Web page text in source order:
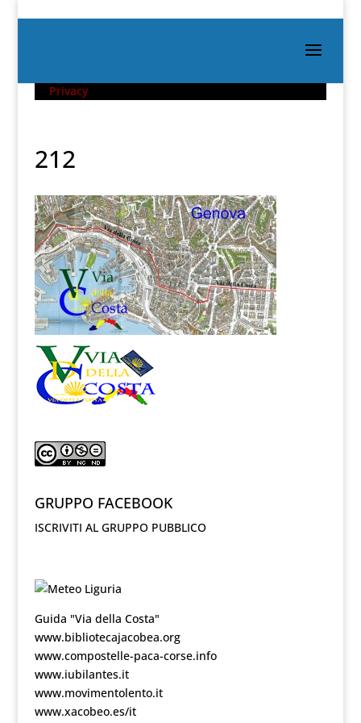
Privacy
212
GRUPPO FACEBOOK
ISCRIVITI AL GRUPPO PUBBLICO
Guida "Via della Costa"
www.bibliotecajacobea.org
www.compostelle-paca-corse.info
www.iubilantes.it
www.movimentolento.it
www.xacobeo.es/it